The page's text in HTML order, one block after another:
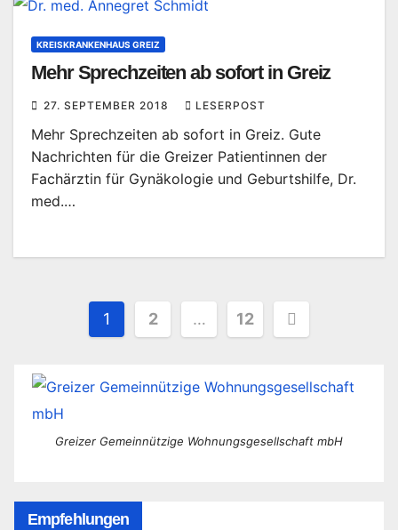
KREISKRANKENHAUS GREIZ
Mehr Sprechzeiten ab sofort in Greiz
27. SEPTEMBER 2018 LESERPOST
Mehr Sprechzeiten ab sofort in Greiz. Gute
Nachrichten für die Greizer Patientinnen der
Fachärztin für Gynäkologie und Geburtshilfe, Dr.
med.…
Seitennummerierung
Beiträge
1 2 … 12
Greizer Gemeinnützige Wohnungsgesellschaft mbH
Empfehlungen